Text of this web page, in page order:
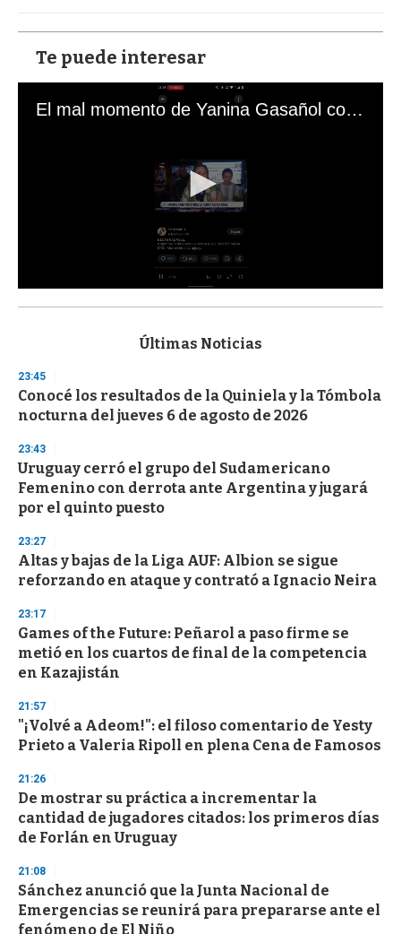
Te puede interesar
El mal momento de Yanina Gasañol con un hincha argentino en "Subrayado"
s
d
s
o
f
3
s
e
c
o
d
s
Últimas Noticias
23:45
Conocé los resultados de la Quiniela y la Tómbola
nocturna del jueves 6 de agosto de 2026
23:43
Uruguay cerró el grupo del Sudamericano
Femenino con derrota ante Argentina y jugará
por el quinto puesto
23:27
Altas y bajas de la Liga AUF: Albion se sigue
reforzando en ataque y contrató a Ignacio Neira
23:17
Games of the Future: Peñarol a paso firme se
metió en los cuartos de final de la competencia
en Kazajistán
21:57
"¡Volvé a Adeom!": el filoso comentario de Yesty
Prieto a Valeria Ripoll en plena Cena de Famosos
21:26
De mostrar su práctica a incrementar la
cantidad de jugadores citados: los primeros días
de Forlán en Uruguay
21:08
Sánchez anunció que la Junta Nacional de
Emergencias se reunirá para prepararse ante el
fenómeno de El Niño